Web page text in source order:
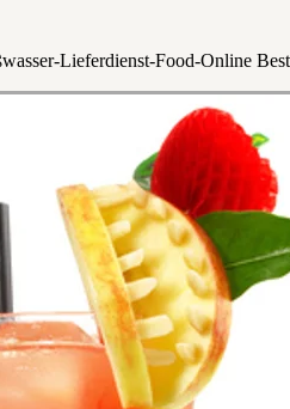
Lieferdienst-Food-Online